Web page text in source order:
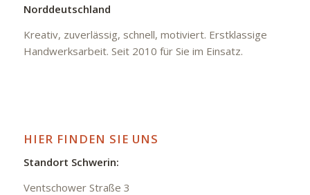
Norddeutschland
Kreativ, zuverlässig, schnell, motiviert. Erstklassige
Handwerksarbeit. Seit 2010 für Sie im Einsatz.
HIER FINDEN SIE UNS
Standort Schwerin:
Ventschower Straße 3